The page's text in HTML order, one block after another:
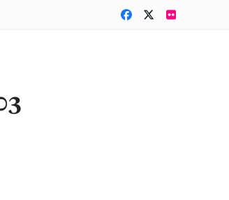
Facebook
TwitterFlickr